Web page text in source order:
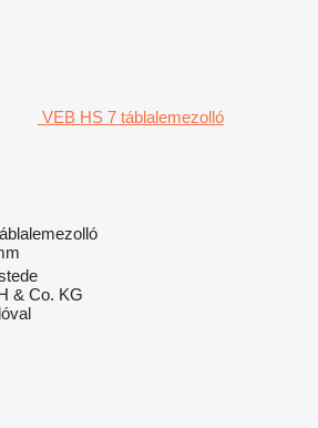
VEB HS 7 táblalemezolló
& Co. KG